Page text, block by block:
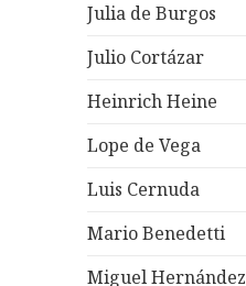
Julia de Burgos
Julio Cortázar
Heinrich Heine
Lope de Vega
Luis Cernuda
Mario Benedetti
Miguel Hernández